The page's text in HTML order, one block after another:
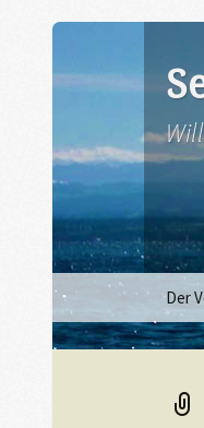
Inhalt
Der